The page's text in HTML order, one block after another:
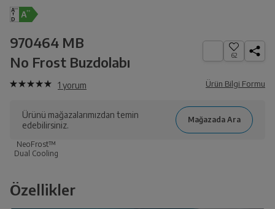
970464 MB
No Frost Buzdolabı
62
1 yorum Ürün Bilgi Formu
Ürünü mağazalarımızdan temin
edebilirsiniz.
NeoFrost™
Dual Cooling
Özellikler